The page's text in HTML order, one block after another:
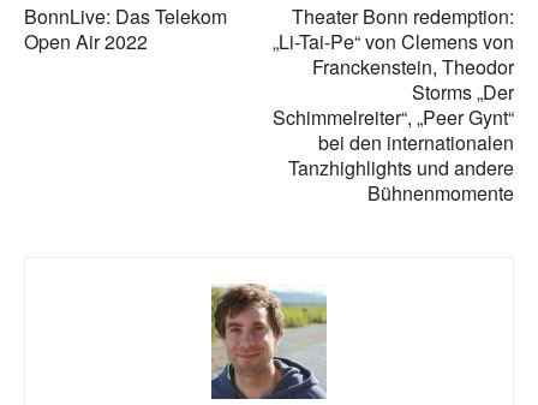
BonnLive: Das Telekom
Open Air 2022
Theater Bonn redemption:
„Li-Tai-Pe“ von Clemens von
Franckenstein, Theodor
Storms „Der
Schimmelreiter“, „Peer Gynt“
bei den internationalen
Tanzhighlights und andere
Bühnenmomente